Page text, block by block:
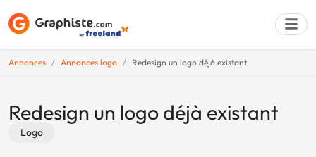
Annonces Annonces logo Redesign un logo déjà existant
Redesign un logo déjà existant
Logo